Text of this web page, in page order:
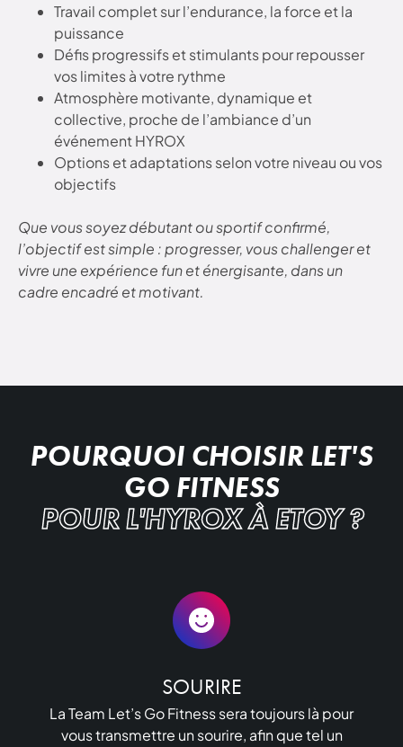
Travail complet sur l’endurance, la force et la
puissance
Défis progressifs et stimulants pour repousser
vos limites à votre rythme
Atmosphère motivante, dynamique et
collective, proche de l’ambiance d’un
événement HYROX
Options et adaptations selon votre niveau ou vos
objectifs
Que vous soyez débutant ou sportif confirmé,
l’objectif est simple : progresser, vous challenger et
vivre une expérience fun et énergisante, dans un
cadre encadré et motivant.
POURQUOI CHOISIR LET'S
GO FITNESS
POUR L'HYROX À ETOY ?
SOURIRE
La Team Let’s Go Fitness sera toujours là pour
vous transmettre un sourire, afin que tel un